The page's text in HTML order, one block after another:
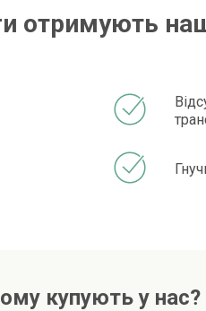
отримують
купують у нас?